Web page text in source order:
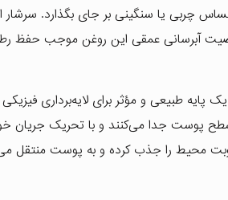
آبرسانی عمقی این روغن موجب
پایه طبیعی و مؤثر برای لایه‌برداری
پوست جدا می‌کنند و با تحریک جریان
محیط را جذب کرده و به پوست منتقل